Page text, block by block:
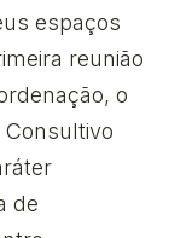
espaços
reunião
o
Consultivo
de